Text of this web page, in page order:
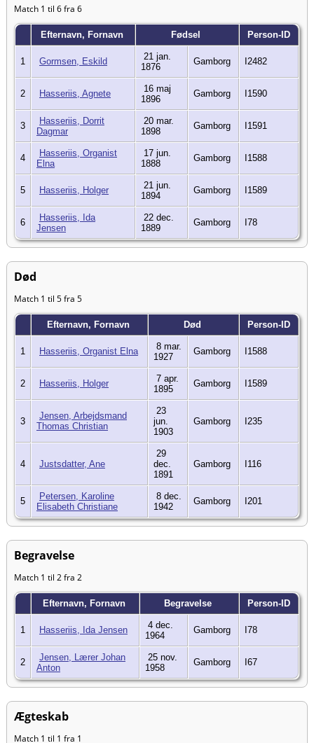
Match 1 til 6 fra 6
Efternavn, Fornavn Fødsel Person-ID
1 Gormsen, Eskild
21 jan.
1876
Gamborg I2482
2 Hasseriis, Agnete
16 maj
1896
Gamborg I1590
3
Hasseriis, Dorrit
Dagmar
20 mar.
1898
Gamborg I1591
4
Hasseriis, Organist
Elna
17 jun.
1888
Gamborg I1588
5 Hasseriis, Holger
21 jun.
1894
Gamborg I1589
6
Hasseriis, Ida
Jensen
22 dec.
1889
Gamborg I78
Død
Match 1 til 5 fra 5
Efternavn, Fornavn Død Person-ID
1 Hasseriis, Organist Elna
8 mar.
1927
Gamborg I1588
2 Hasseriis, Holger
7 apr.
1895
Gamborg I1589
3
Jensen, Arbejdsmand
Thomas Christian
23
jun.
1903
Gamborg I235
4 Justsdatter, Ane
29
dec.
1891
Gamborg I116
5
Petersen, Karoline
Elisabeth Christiane
8 dec.
1942
Gamborg I201
Begravelse
Match 1 til 2 fra 2
Efternavn, Fornavn Begravelse Person-ID
1 Hasseriis, Ida Jensen
4 dec.
1964
Gamborg I78
2
Jensen, Lærer Johan
Anton
25 nov.
1958
Gamborg I67
Ægteskab
Match 1 til 1 fra 1